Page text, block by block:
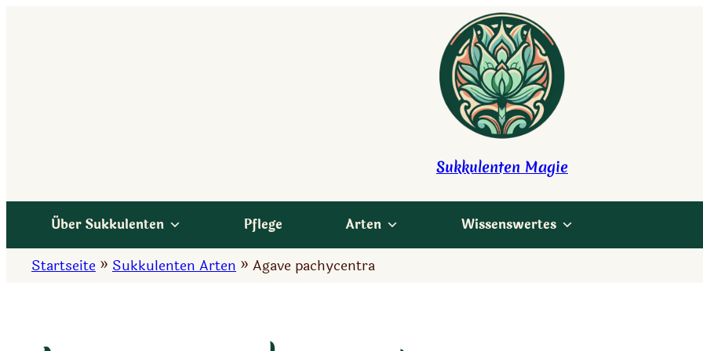
Sukkulenten Magie
Über Sukkulenten Pflege Arten Wissenswertes
Startseite » Sukkulenten Arten » Agave pachycentra